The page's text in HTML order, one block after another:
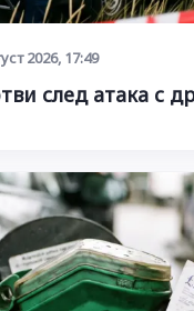
2026, 17:49
след атака с